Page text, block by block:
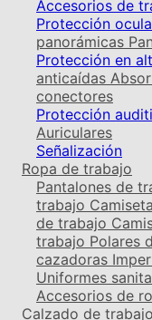
Accesorios de
Protección
panorámicas
Protección en
anticaídas
conectores
Protección
Auriculares
Señalización
Ropa de trabajo
Pantalones de
trabajo
de trabajo
trabajo Polares
cazadoras
Uniformes
Accesorios de
Calzado de trabajo